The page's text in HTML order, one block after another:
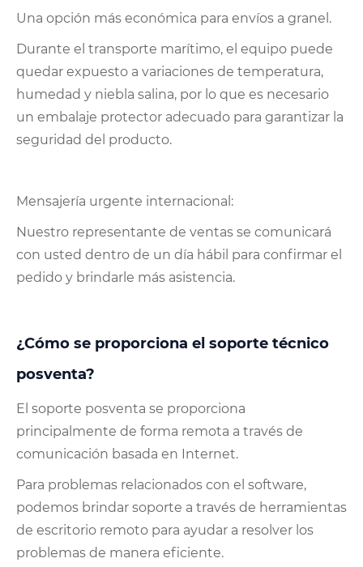
Una opción más económica para envíos a granel.
Durante el transporte marítimo, el equipo puede
quedar expuesto a variaciones de temperatura,
humedad y niebla salina, por lo que es necesario
un embalaje protector adecuado para garantizar la
seguridad del producto.
Mensajería urgente internacional:
Nuestro representante de ventas se comunicará
con usted dentro de un día hábil para confirmar el
pedido y brindarle más asistencia.
¿Cómo se proporciona el soporte técnico
posventa?
El soporte posventa se proporciona
principalmente de forma remota a través de
comunicación basada en Internet.
Para problemas relacionados con el software,
podemos brindar soporte a través de herramientas
de escritorio remoto para ayudar a resolver los
problemas de manera eficiente.